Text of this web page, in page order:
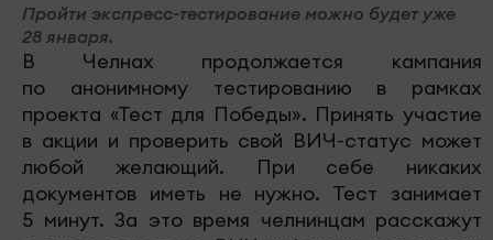
Пройти экспресс-тестирование можно будет уже
28 января.
В Челнах продолжается кампания
по анонимному тестированию в рамках
проекта «Тест для Победы». Принять участие
в акции и проверить свой ВИЧ-статус может
любой желающий. При себе никаких
документов иметь не нужно. Тест занимает
5 минут. За это время челнинцам расскажут